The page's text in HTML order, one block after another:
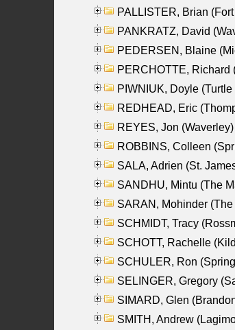
PALLISTER, Brian
PANKRATZ, David
PEDERSEN, Blaine
PERCHOTTE, Richard
PIWNIUK, Doyle
REDHEAD, Eric
REYES, Jon
ROBBINS, Colleen
SALA, Adrien (St.
SANDHU, Mintu (The
SARAN, Mohinder
SCHMIDT, Tracy
SCHOTT, Rachelle
SCHULER, Ron
SELINGER, Gregory
SIMARD, Glen
SMITH, Andrew